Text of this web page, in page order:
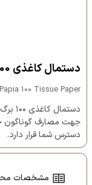
دستمال کاغذی 100 برگ دولا پاپیا
Papia 100 Tissue Paper
جهت مصارف گوناگون
دسترس شما قرار دارد.
مشخصات